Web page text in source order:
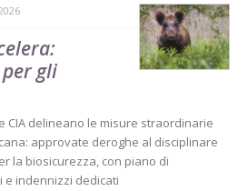
gli
CIA delineano le misure straordinarie
approvate deroghe al disciplinare
la biosicurezza, con piano di
e indennizzi dedicati